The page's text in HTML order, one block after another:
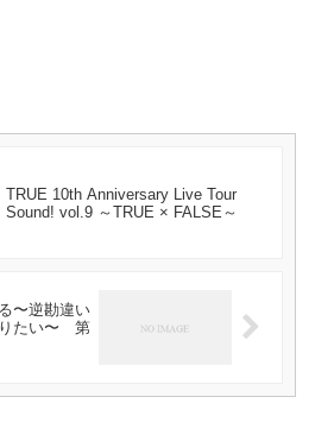
TRUE 10th Anniversary Live Tour
Sound! vol.9 ～TRUE × FALSE～
〜逆勘違い
りたい〜 第